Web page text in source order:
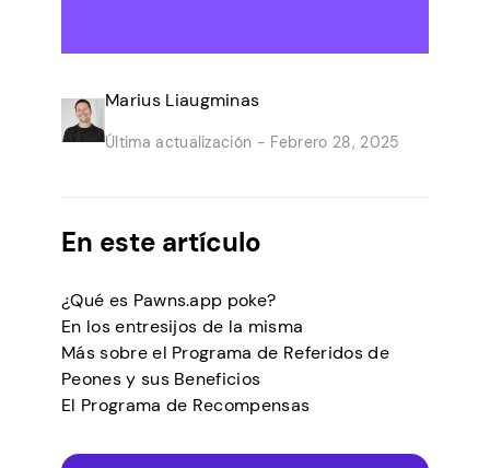
Marius Liaugminas
Última actualización - Febrero 28, 2025
En este artículo
¿Qué es Pawns.app poke?
En los entresijos de la misma
Más sobre el Programa de Referidos de
Peones y sus Beneficios
El Programa de Recompensas